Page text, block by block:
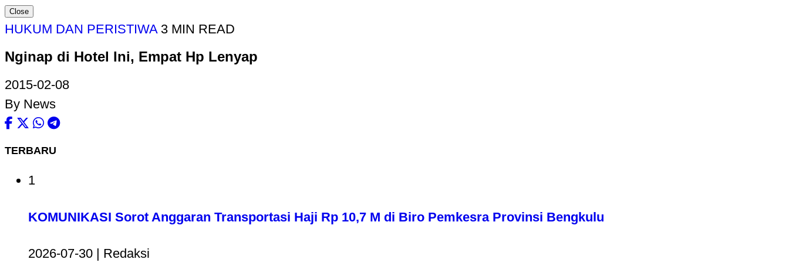
Close
HUKUM DAN PERISTIWA 3 MIN READ
Nginap di Hotel Ini, Empat Hp Lenyap
2015-02-08
By News
TERBARU
1
KOMUNIKASI Sorot Anggaran Transportasi Haji Rp 10,7 M di Biro Pemkesra Provinsi Bengkulu
2026-07-30 | Redaksi